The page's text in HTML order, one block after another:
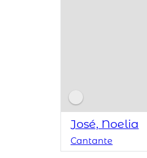
José, Noelia
Cantante